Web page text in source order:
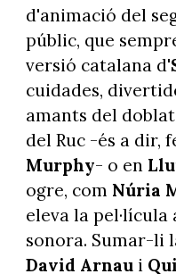
d'animació del
públic, que
versió catalana d'
cuidades,
amants del
del Ruc -és a dir,
Murphy- o en
ogre, com Núria
eleva la pel·lícula
sonora. Sumar-li
David Arnau i